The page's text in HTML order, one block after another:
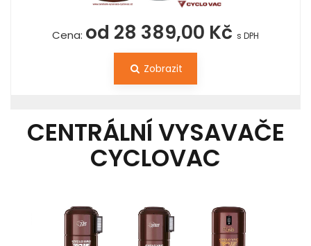
Cena: od 28 389,00 Kč s DPH
Zobrazit
CENTRÁLNÍ VYSAVAČE
CYCLOVAC